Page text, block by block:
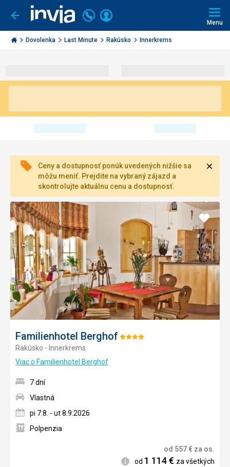
Ísť
späť
Invia.sk
Volajte
+421
2
3221
Prihlásiť
Menu
Dovolenka Last Minute Rakúsko Innerkrems
Ceny a dostupnosť ponúk uvedených nižšie sa
môžu meniť. Prejdite na vybraný zájazd a
skontrolujte aktuálnu cenu a dostupnosť.
Familienhotel Berghof Hodnotenie:
Rakúsko - Innerkrems
Viac o Familienhotel Berghof
Pridať
7 dní
Vlastná
pi 7.8. - ut 8.9.2026
Polpenzia
od 557€ za os.
Informácie
od 1 114€ za všetkých